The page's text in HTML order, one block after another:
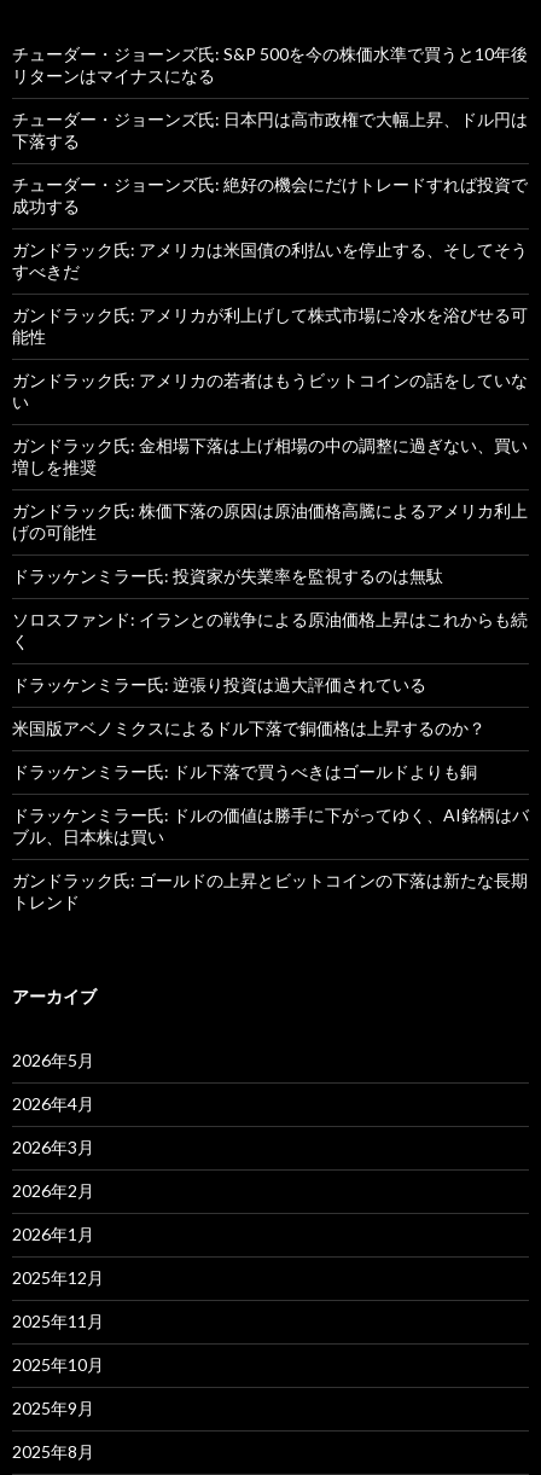
チューダー・ジョーンズ氏: S&P 500を今の株価水準で買うと10年後
リターンはマイナスになる
チューダー・ジョーンズ氏: 日本円は高市政権で大幅上昇、ドル円は
下落する
チューダー・ジョーンズ氏: 絶好の機会にだけトレードすれば投資で
成功する
ガンドラック氏: アメリカは米国債の利払いを停止する、そしてそう
すべきだ
ガンドラック氏: アメリカが利上げして株式市場に冷水を浴びせる可
能性
ガンドラック氏: アメリカの若者はもうビットコインの話をしていな
い
ガンドラック氏: 金相場下落は上げ相場の中の調整に過ぎない、買い
増しを推奨
ガンドラック氏: 株価下落の原因は原油価格高騰によるアメリカ利上
げの可能性
ドラッケンミラー氏: 投資家が失業率を監視するのは無駄
ソロスファンド: イランとの戦争による原油価格上昇はこれからも続
く
ドラッケンミラー氏: 逆張り投資は過大評価されている
米国版アベノミクスによるドル下落で銅価格は上昇するのか？
ドラッケンミラー氏: ドル下落で買うべきはゴールドよりも銅
ドラッケンミラー氏: ドルの価値は勝手に下がってゆく、AI銘柄はバ
ブル、日本株は買い
ガンドラック氏: ゴールドの上昇とビットコインの下落は新たな長期
トレンド
アーカイブ
2026年5月
2026年4月
2026年3月
2026年2月
2026年1月
2025年12月
2025年11月
2025年10月
2025年9月
2025年8月